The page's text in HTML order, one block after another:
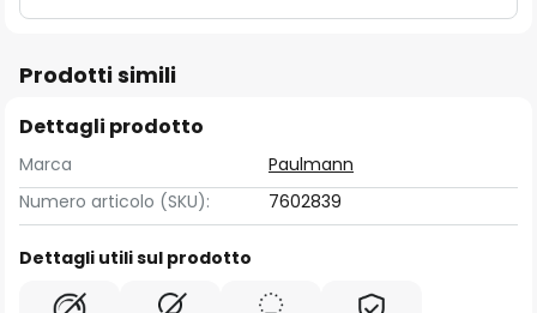
Prodotti simili
Dettagli prodotto
Marca
Paulmann
Numero articolo (SKU):
7602839
Dettagli utili sul prodotto